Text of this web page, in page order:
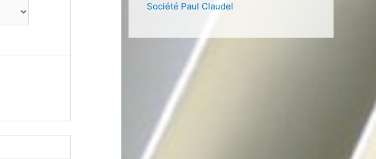
Société Paul Claudel